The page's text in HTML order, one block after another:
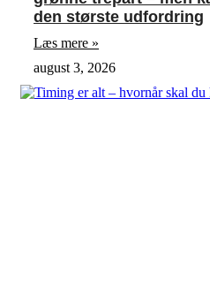
den største udfordring
Læs mere »
august 3, 2026